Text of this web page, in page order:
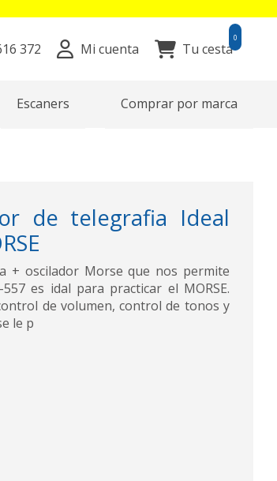
372 Mi cuenta Tu cesta
0
Escaners Comprar por marca
de telegrafia Ideal
+ oscilador Morse que nos permite
es idal para practicar el MORSE.
de volumen, control de tonos y
le p